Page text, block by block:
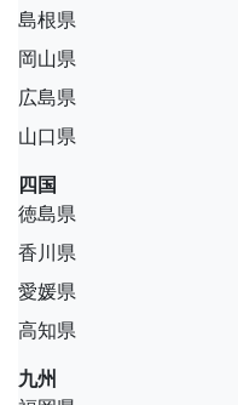
島根県
岡山県
広島県
山口県
四国
徳島県
香川県
愛媛県
高知県
九州